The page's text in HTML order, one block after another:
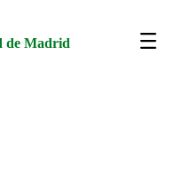
de Madrid